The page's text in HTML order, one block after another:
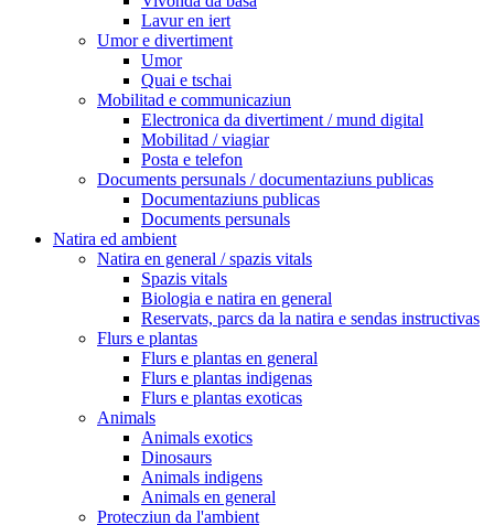
Lavur en iert
Umor e divertiment
Umor
Quai e tschai
Mobilitad e communicaziun
Electronica da divertiment / mund digital
Mobilitad / viagiar
Posta e telefon
Documents persunals / documentaziuns publicas
Documentaziuns publicas
Documents persunals
Natira ed ambient
Natira en general / spazis vitals
Spazis vitals
Biologia e natira en general
Reservats, parcs da la natira e sendas instructivas
Flurs e plantas
Flurs e plantas en general
Flurs e plantas indigenas
Flurs e plantas exoticas
Animals
Animals exotics
Dinosaurs
Animals indigens
Animals en general
Protecziun da l'ambient